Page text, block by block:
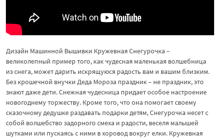
Дизайн Машинной Вышивки Кружевная Снегурочка –
великолепный пример того, как чудесная маленькая волшебница
из снега, может дарить искрящуюся радость вам и вашим близким.
Без крошечной внучки Деда Мороза праздник – не праздник, это
знают даже дети. Снежная чудесница придает особое настроение
новогоднему торжеству. Кроме того, что она помогает своему
сказочному дедушке раздавать подарки детям, Снегурочка несет с
собой волшебство задорного смеха и радости, веселя малышей
шутками или пускаясь с ними в хоровод вокруг елки. Кружевная